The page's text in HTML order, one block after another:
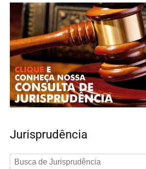
Jurisprudência